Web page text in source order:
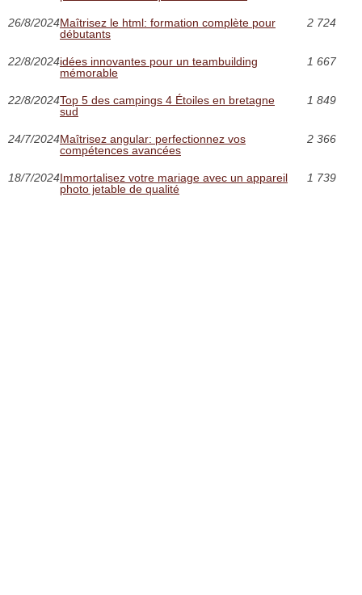
26/8/2024Maîtrisez le html: formation complète pour
débutants
2 724
22/8/2024idées innovantes pour un teambuilding
mémorable
1 667
22/8/2024Top 5 des campings 4 Étoiles en bretagne
sud
1 849
24/7/2024Maîtrisez angular: perfectionnez vos
compétences avancées
2 366
18/7/2024Immortalisez votre mariage avec un appareil
photo jetable de qualité
1 739